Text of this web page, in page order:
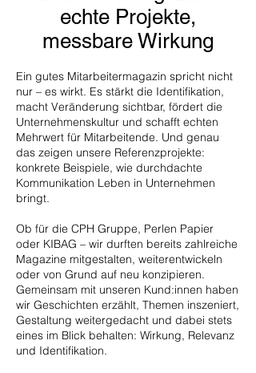
echte Projekte,
messbare Wirkung
Ein gutes Mitarbeitermagazin spricht nicht
nur – es wirkt. Es stärkt die Identifikation,
macht Veränderung sichtbar, fördert die
Unternehmenskultur und schafft echten
Mehrwert für Mitarbeitende. Und genau
das zeigen unsere Referenzprojekte:
konkrete Beispiele, wie durchdachte
Kommunikation Leben in Unternehmen
bringt.
Ob für die CPH Gruppe, Perlen Papier
oder KIBAG – wir durften bereits zahlreiche
Magazine mitgestalten, weiterentwickeln
oder von Grund auf neu konzipieren.
Gemeinsam mit unseren Kund:innen haben
wir Geschichten erzählt, Themen inszeniert,
Gestaltung weitergedacht und dabei stets
eines im Blick behalten: Wirkung, Relevanz
und Identifikation.